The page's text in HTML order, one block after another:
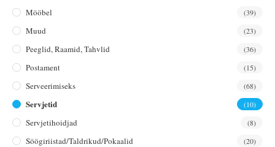
Mööbel (39)
Muud (23)
Peeglid, Raamid, Tahvlid (36)
Postament (15)
Serveerimiseks (68)
Servjetid (10)
Servjetihoidjad (8)
Söögiriistad/taldrikud/pokaalid (20)